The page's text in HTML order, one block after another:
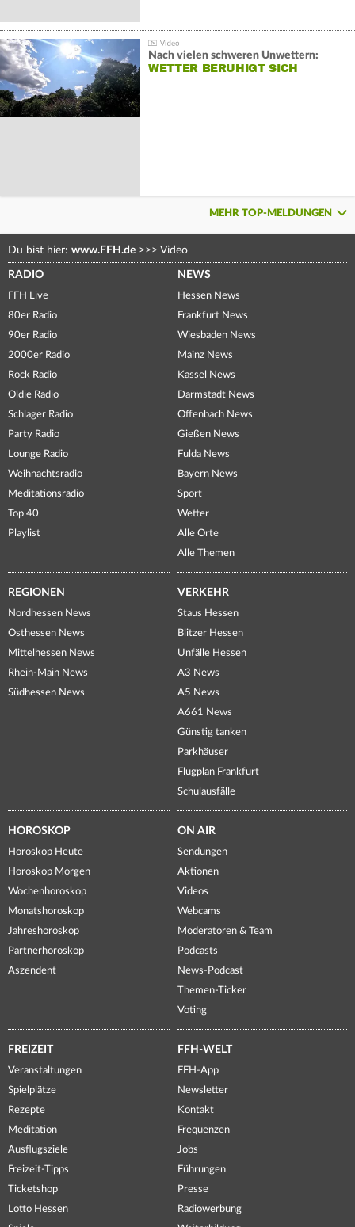
Nach vielen schweren Unwettern:
WETTER BERUHIGT SICH
MEHR TOP-MELDUNGEN
Du bist hier: www.FFH.de >>> Video
RADIO
FFH Live
80er Radio
90er Radio
2000er Radio
Rock Radio
Oldie Radio
Schlager Radio
Party Radio
Lounge Radio
Weihnachtsradio
Meditationsradio
Top 40
Playlist
NEWS
Hessen News
Frankfurt News
Wiesbaden News
Mainz News
Kassel News
Darmstadt News
Offenbach News
Gießen News
Fulda News
Bayern News
Sport
Wetter
Alle Orte
Alle Themen
REGIONEN
Nordhessen News
Osthessen News
Mittelhessen News
Rhein-Main News
Südhessen News
VERKEHR
Staus Hessen
Blitzer Hessen
Unfälle Hessen
A3 News
A5 News
A661 News
Günstig tanken
Parkhäuser
Flugplan Frankfurt
Schulausfälle
HOROSKOP
Horoskop Heute
Horoskop Morgen
Wochenhoroskop
Monatshoroskop
Jahreshoroskop
Partnerhoroskop
Aszendent
ON AIR
Sendungen
Aktionen
Videos
Webcams
Moderatoren & Team
Podcasts
News-Podcast
Themen-Ticker
Voting
FREIZEIT
Veranstaltungen
Spielplätze
Rezepte
Meditation
Ausflugsziele
Freizeit-Tipps
Ticketshop
Lotto Hessen
FFH-WELT
FFH-App
Newsletter
Kontakt
Frequenzen
Jobs
Führungen
Presse
Radiowerbung